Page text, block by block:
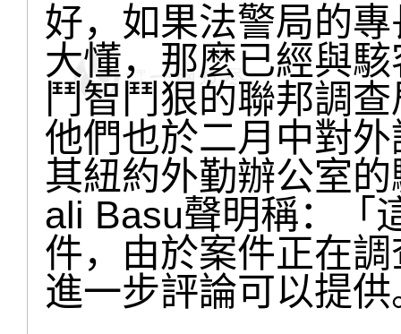
好，如果法警局的
大懂，那麼已經與
鬥智鬥狠的聯邦調
他們也於二月中對
其紐約外勤辦公室
ali Basu聲明稱：「
件，由於案件正在
進一步評論可以提